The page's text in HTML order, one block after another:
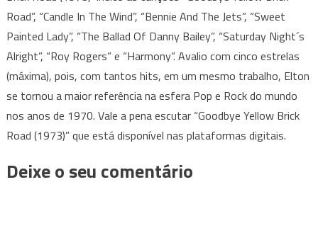
Road”, “Candle In The Wind”, “Bennie And The Jets”, “Sweet
Painted Lady”, “The Ballad Of Danny Bailey”, “Saturday Night´s
Alright”, “Roy Rogers” e “Harmony”. Avalio com cinco estrelas
(máxima), pois, com tantos hits, em um mesmo trabalho, Elton
se tornou a maior referência na esfera Pop e Rock do mundo
nos anos de 1970. Vale a pena escutar “Goodbye Yellow Brick
Road (1973)” que está disponível nas plataformas digitais.
Deixe o seu comentário